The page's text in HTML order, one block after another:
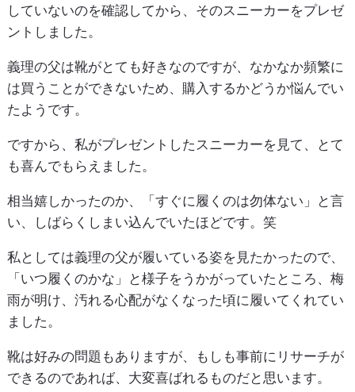
していないのを確認してから、そのスニーカーをプレゼ
ントしました。
義理の父は靴がとても好きなのですが、なかなか頻繁に
は買うことができないため、購入するかどうか悩んでい
たようです。
ですから、私がプレゼントしたスニーカーを見て、とて
も喜んでもらえました。
相当嬉しかったのか、「すぐに履くのは勿体ない」と言
い、しばらくしまい込んでいたほどです。笑
私としては義理の父が履いている姿を見たかったので、
「いつ履くのかな」と様子をうかがっていたところ、梅
雨が明け、汚れる心配がなくなった頃に履いてくれてい
ました。
靴は好みの問題もありますが、もしも事前にリサーチが
できるのであれば、大変喜ばれるものだと思います。